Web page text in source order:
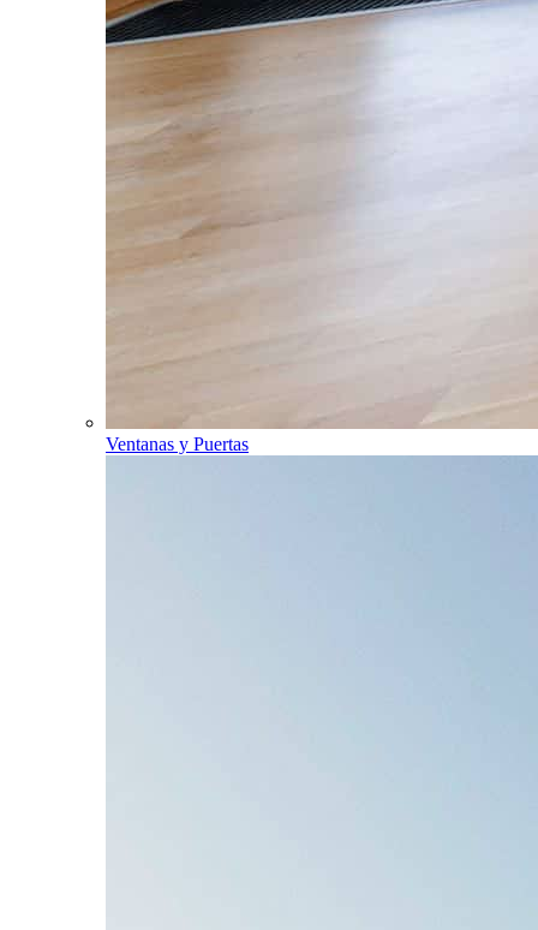
Ventanas y Puertas